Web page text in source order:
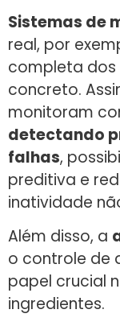
Sistemas de
real, por
completa dos
concreto.
monitoram
detectando
falhas,
preditiva e
inatividade
Além disso, a
o controle de
papel crucial
ingredientes.